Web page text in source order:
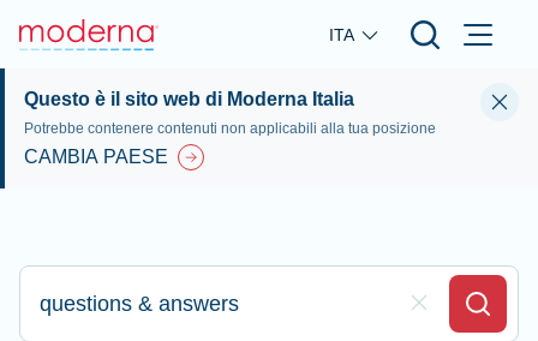
Skip to main content
ITA
Questo è il sito web di Moderna Italia
Potrebbe contenere contenuti non applicabili alla tua posizione
CAMBIA PAESE
Digita qui per effettuare la ricerca
Clear Field
Search